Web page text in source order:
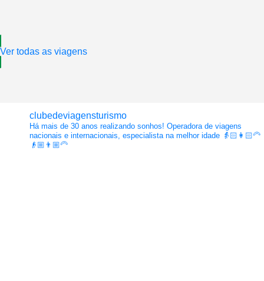
Ver todas as viagens
clubedeviagensturismo
Há mais de 30 anos realizando sonhos! Operadora de viagens
nacionais e internacionais, especialista na melhor idade 👵🏻👩🏻‍🦳
👴🏼👨🏼‍🦳